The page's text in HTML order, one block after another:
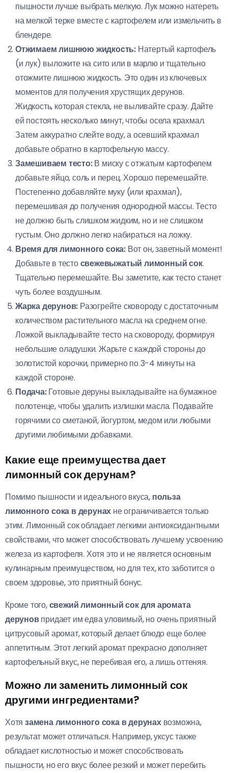
пышности лучше выбрать мелкую. Лук можно натереть
на мелкой терке вместе с картофелем или измельчить в
блендере.
Отжимаем лишнюю жидкость: Натертый картофель
(и лук) выложите на сито или в марлю и тщательно
отожмите лишнюю жидкость. Это один из ключевых
моментов для получения хрустящих дерунов.
Жидкость, которая стекла, не выливайте сразу. Дайте
ей постоять несколько минут, чтобы осела крахмал.
Затем аккуратно слейте воду, а осевший крахмал
добавьте обратно в картофельную массу.
Замешиваем тесто:В миску с отжатым картофелем
добавьте яйцо, соль и перец. Хорошо перемешайте.
Постепенно добавляйте муку (или крахмал),
перемешивая до получения однородной массы. Тесто
не должно быть слишком жидким, но и не слишком
густым. Оно должно легко набираться на ложку.
Время для лимонного сока: Вот он, заветный момент!
Добавьте в тестосвежевыжатый лимонный сок.
Тщательно перемешайте. Вы заметите, как тесто станет
чуть более воздушным.
Жарка дерунов: Разогрейте сковороду с достаточным
количеством растительного масла на среднем огне.
Ложкой выкладывайте тесто на сковороду, формируя
небольшие оладушки. Жарьте с каждой стороны до
золотистой корочки, примерно по 3-4 минуты на
каждой стороне.
Подача:Готовые деруны выкладывайте на бумажное
полотенце, чтобы удалить излишки масла. Подавайте
горячими со сметаной, йогуртом, медом или любыми
другими любимыми добавками.
Какие еще преимущества дает
лимонный сок дерунам?
Помимо пышности и идеального вкуса, польза
лимонного сока в дерунах не ограничивается только
этим. Лимонный сок обладает легкими антиоксидантными
свойствами, что может способствовать лучшему усвоению
железа из картофеля. Хотя это и не является основным
кулинарным преимуществом, но для тех, кто заботится о
своем здоровье, это приятный бонус.
Кроме того,свежий лимонный сок для аромата
деруновпридает им едва уловимый, но очень приятный
цитрусовый аромат, который делает блюдо еще более
аппетитным. Этот легкий аромат прекрасно дополняет
картофельный вкус, не перебивая его, а лишь оттеняя.
Можно ли заменить лимонный сок
другими ингредиентами?
Хотя замена лимонного сока в дерунахвозможна,
результат может отличаться. Например, уксус также
обладает кислотностью и может способствовать
пышности, но его вкус более резкий и может перебить